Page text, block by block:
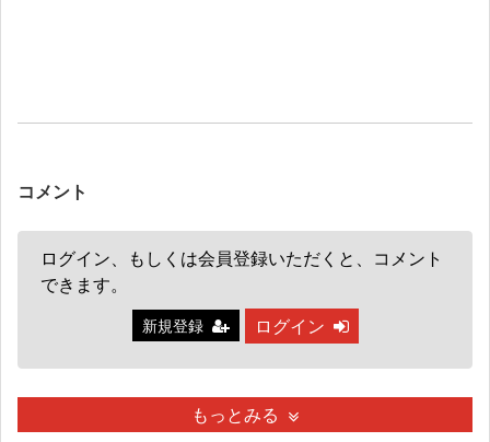
コメント
ログイン、もしくは会員登録いただくと、コメント
できます。
新規登録 ログイン
もっとみる